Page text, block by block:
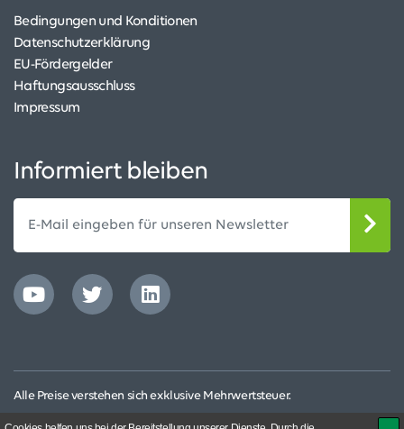
Bedingungen und Konditionen
Datenschutzerklärung
EU-Fördergelder
Haftungsausschluss
Impressum
Informiert bleiben
Alle Preise verstehen sich exklusive Mehrwertsteuer.